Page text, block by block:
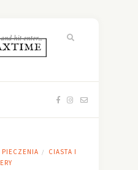
PIECZENIA /
CIASTA I